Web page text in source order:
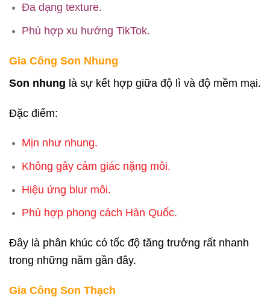
Đa dạng texture.
Phù hợp xu hướng TikTok.
Gia Công Son Nhung
Son nhung là sự kết hợp giữa độ lì và độ mềm mại.
Đặc điểm:
Mịn như nhung.
Không gây cảm giác nặng môi.
Hiệu ứng blur môi.
Phù hợp phong cách Hàn Quốc.
Đây là phân khúc có tốc độ tăng trưởng rất nhanh
trong những năm gần đây.
Gia Công Son Thạch